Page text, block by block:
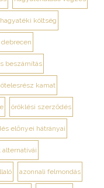
hagyatéki költség
beszámítás
kamat
öröklési szerződés
előnyei hátrányai
azonnali felmondás